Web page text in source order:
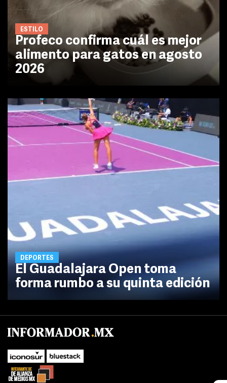
ESTILO
Profeco confirma cuál es mejor
alimento para gatos en agosto
2026
DEPORTES
El Guadalajara Open toma
forma rumbo a su quinta edición